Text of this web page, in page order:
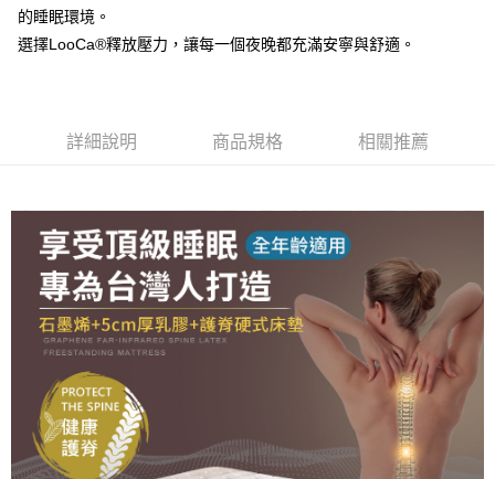
免運費
的睡眠環境。
選擇LooCa®釋放壓力，讓每一個夜晚都充滿安寧與舒適。
詳細說明 商品規格 相關推薦